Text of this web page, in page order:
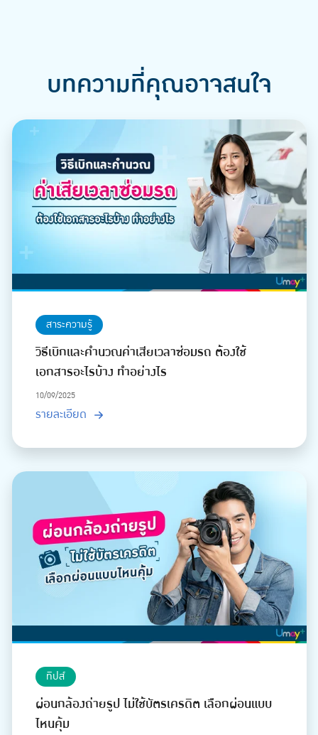
บทความที่คุณอาจสนใจ
สาระความรู้
วิธีเบิกและคำนวณค่าเสียเวลาซ่อมรถ ต้องใช้
เอกสารอะไรบ้าง ทำอย่างไร
10/09/2025
รายละเอียด
ทิปส์
ผ่อนกล้องถ่ายรูป ไม่ใช้บัตรเครดิต เลือกผ่อนแบบ
ไหนคุ้ม